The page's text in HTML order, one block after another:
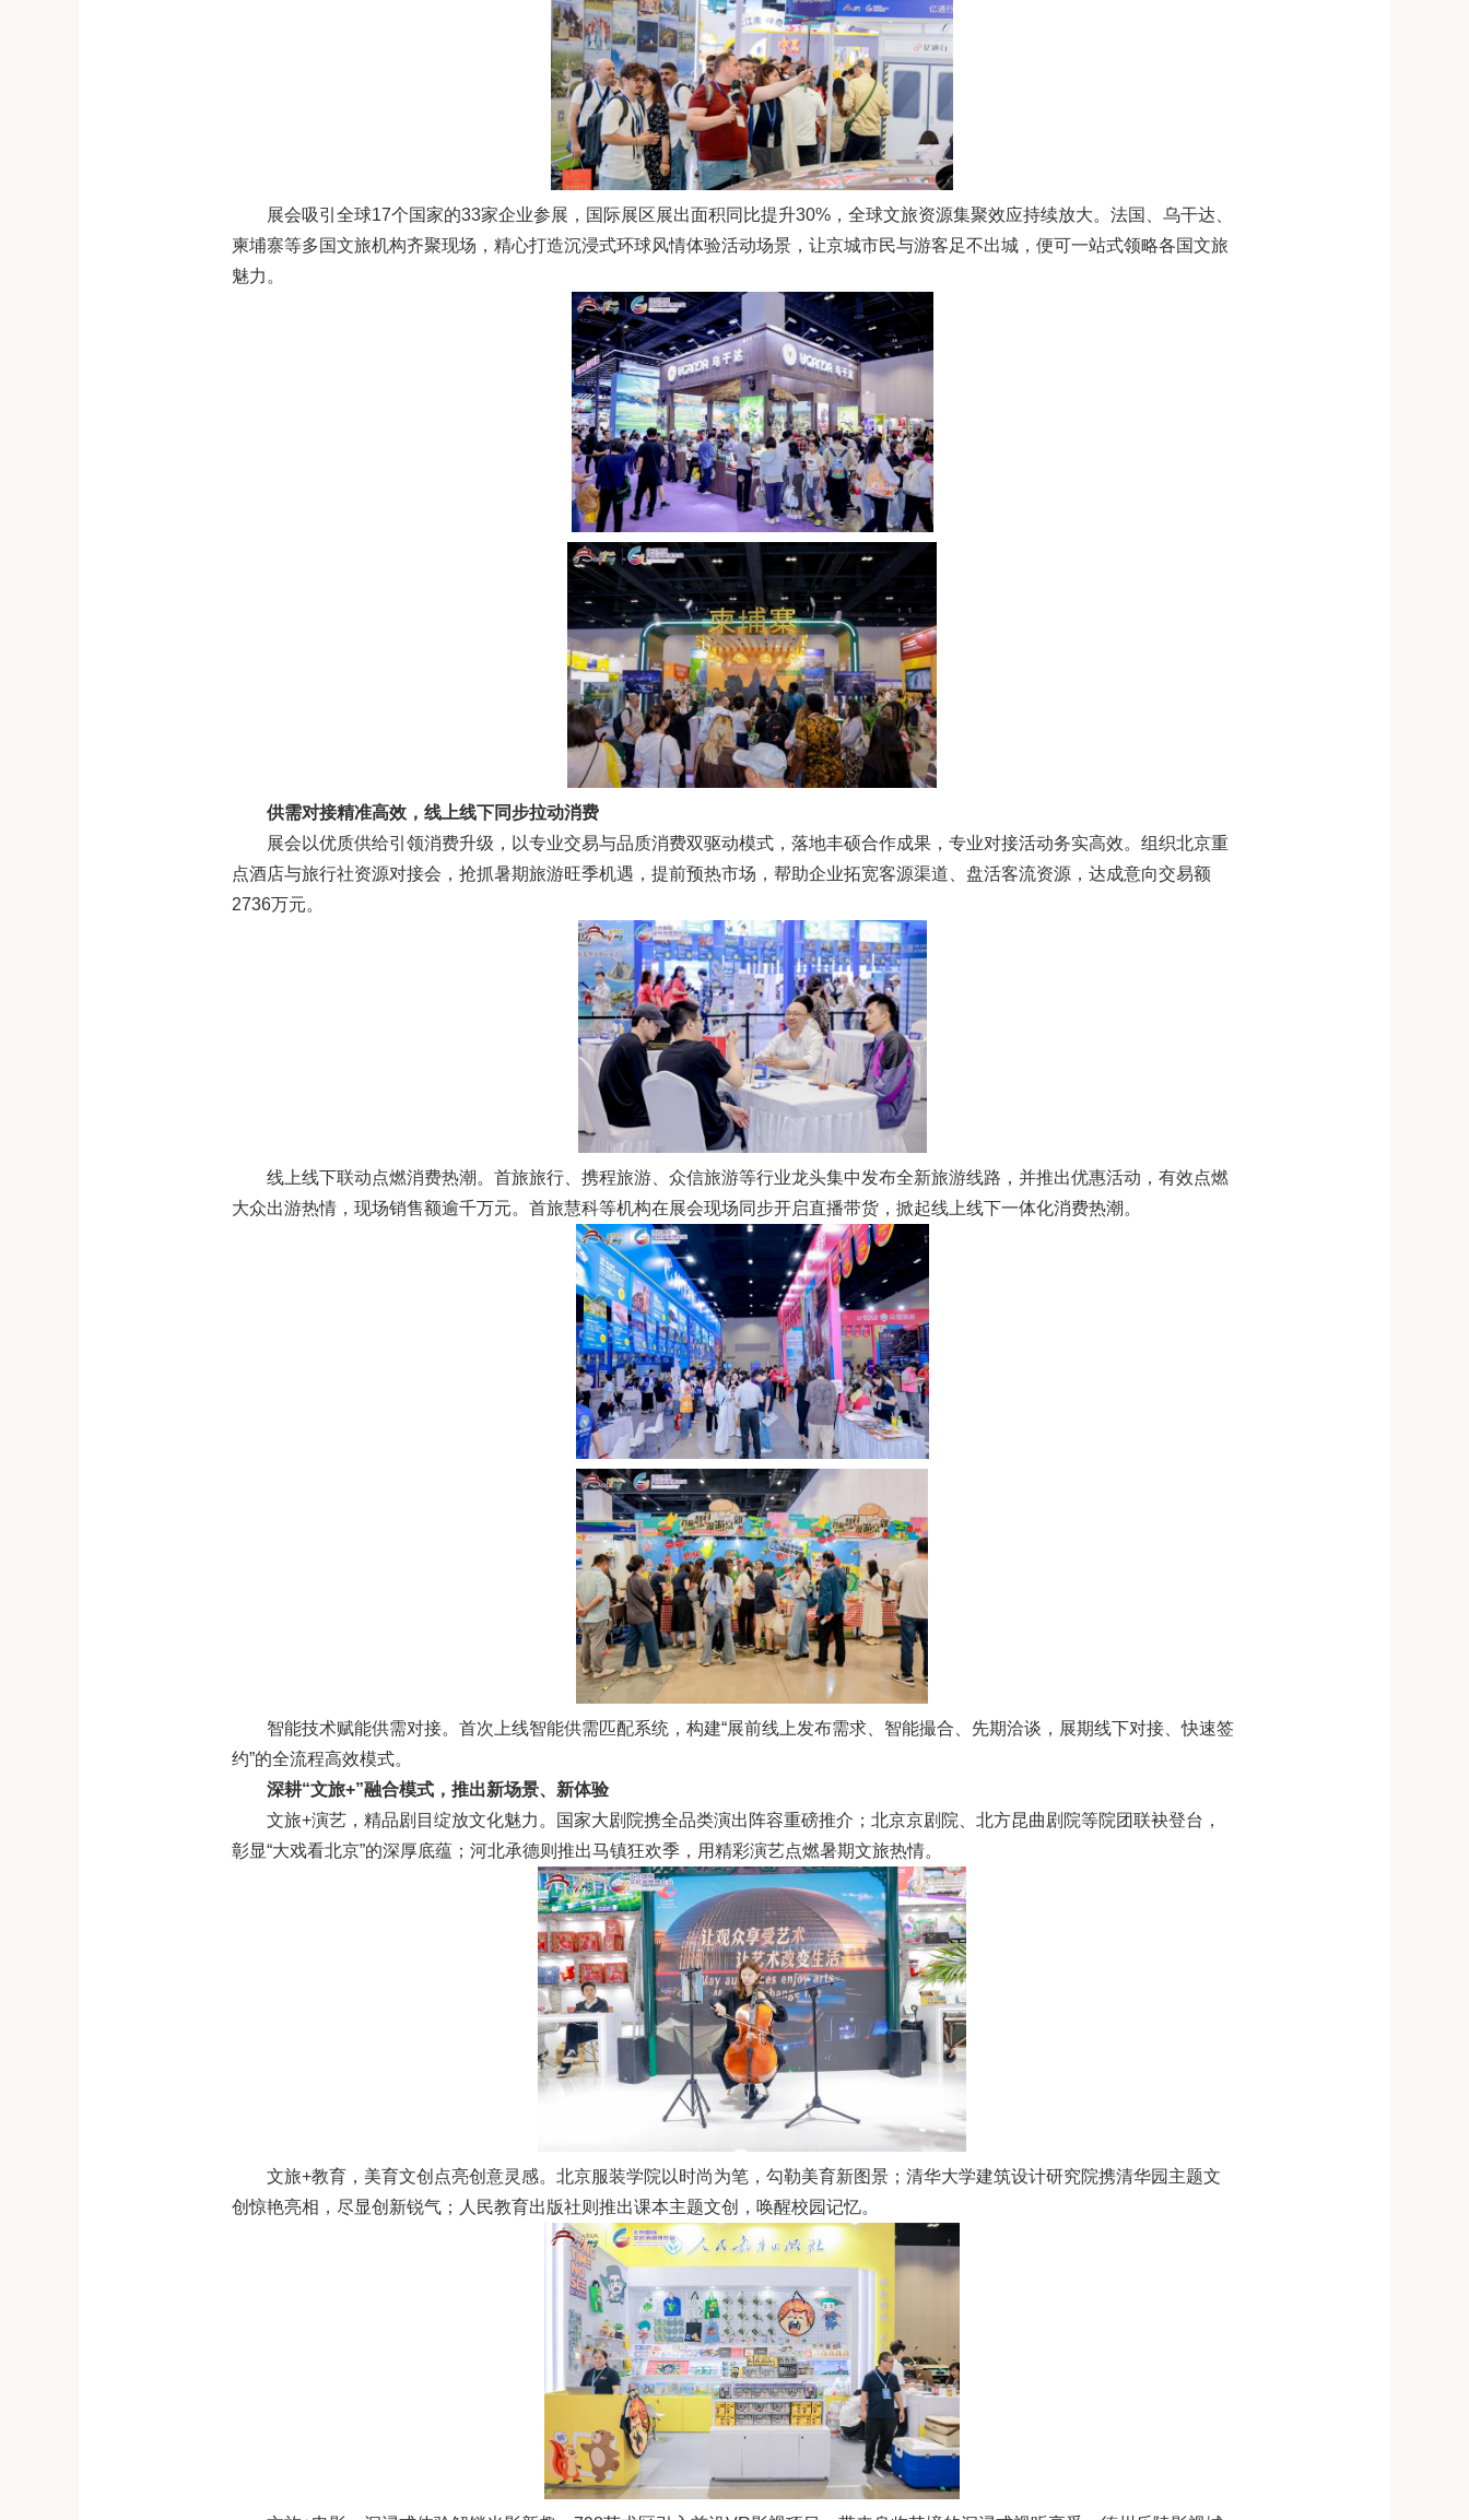
展会吸引全球17个国家的33家企业参展，国际展区展出面积同比提升30%，全球文旅资源集聚效应持续放大。法国、乌干达、
柬埔寨等多国文旅机构齐聚现场，精心打造沉浸式环球风情体验活动场景，让京城市民与游客足不出城，便可一站式领略各国文旅
魅力。
供需对接精准高效，线上线下同步拉动消费
展会以优质供给引领消费升级，以专业交易与品质消费双驱动模式，落地丰硕合作成果，专业对接活动务实高效。组织北京重
点酒店与旅行社资源对接会，抢抓暑期旅游旺季机遇，提前预热市场，帮助企业拓宽客源渠道、盘活客流资源，达成意向交易额
2736万元。
线上线下联动点燃消费热潮。首旅旅行、携程旅游、众信旅游等行业龙头集中发布全新旅游线路，并推出优惠活动，有效点燃
大众出游热情，现场销售额逾千万元。首旅慧科等机构在展会现场同步开启直播带货，掀起线上线下一体化消费热潮。
智能技术赋能供需对接。首次上线智能供需匹配系统，构建“展前线上发布需求、智能撮合、先期洽谈，展期线下对接、快速签
约”的全流程高效模式。
深耕“文旅+”融合模式，推出新场景、新体验
文旅+演艺，精品剧目绽放文化魅力。国家大剧院携全品类演出阵容重磅推介；北京京剧院、北方昆曲剧院等院团联袂登台，
彰显“大戏看北京”的深厚底蕴；河北承德则推出马镇狂欢季，用精彩演艺点燃暑期文旅热情。
文旅+教育，美育文创点亮创意灵感。北京服装学院以时尚为笔，勾勒美育新图景；清华大学建筑设计研究院携清华园主题文
创惊艳亮相，尽显创新锐气；人民教育出版社则推出课本主题文创，唤醒校园记忆。